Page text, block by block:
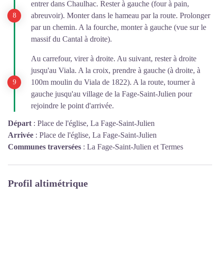
entrer dans Chaulhac. Rester à gauche (four à pain,
abreuvoir). Monter dans le hameau par la route. Prolonger
par un chemin. A la fourche, monter à gauche (vue sur le
massif du Cantal à droite).
Au carrefour, virer à droite. Au suivant, rester à droite
jusqu'au Viala. A la croix, prendre à gauche (à droite, à
100m moulin du Viala de 1822). A la route, tourner à
gauche jusqu'au village de la Fage-Saint-Julien pour
rejoindre le point d'arrivée.
Départ : Place de l'église, La Fage-Saint-Julien
Arrivée : Place de l'église, La Fage-Saint-Julien
Communes traversées : La Fage-Saint-Julien et Termes
Profil altimétrique